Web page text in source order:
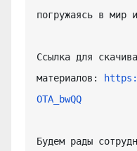
погружаясь в мир
Ссылка для
материалов:
OTA_bwQQ
Будем рады